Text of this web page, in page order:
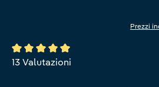
Prezzi
Valutazione media di 5 su 5 stelle
13 Valutazioni